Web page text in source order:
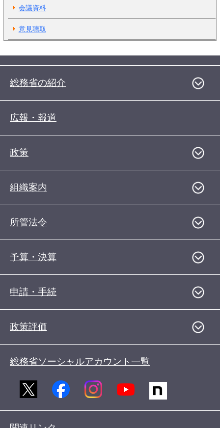
会議資料
意見聴取
総務省の紹介
広報・報道
政策
組織案内
所管法令
予算・決算
申請・手続
政策評価
総務省ソーシャルアカウント一覧